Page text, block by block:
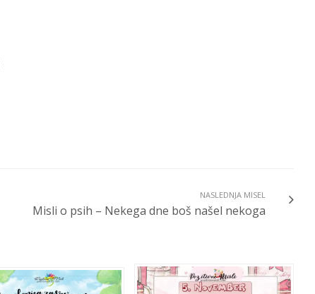
NASLEDNJA MISEL
Misli o psih – Nekega dne boš našel nekoga